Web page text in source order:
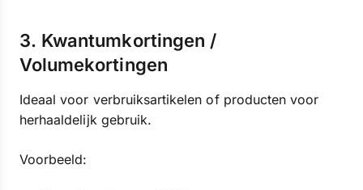
3. Kwantumkortingen /
Volumekortingen
Ideaal voor verbruiksartikelen of producten voor
herhaaldelijk gebruik.
Voorbeeld: